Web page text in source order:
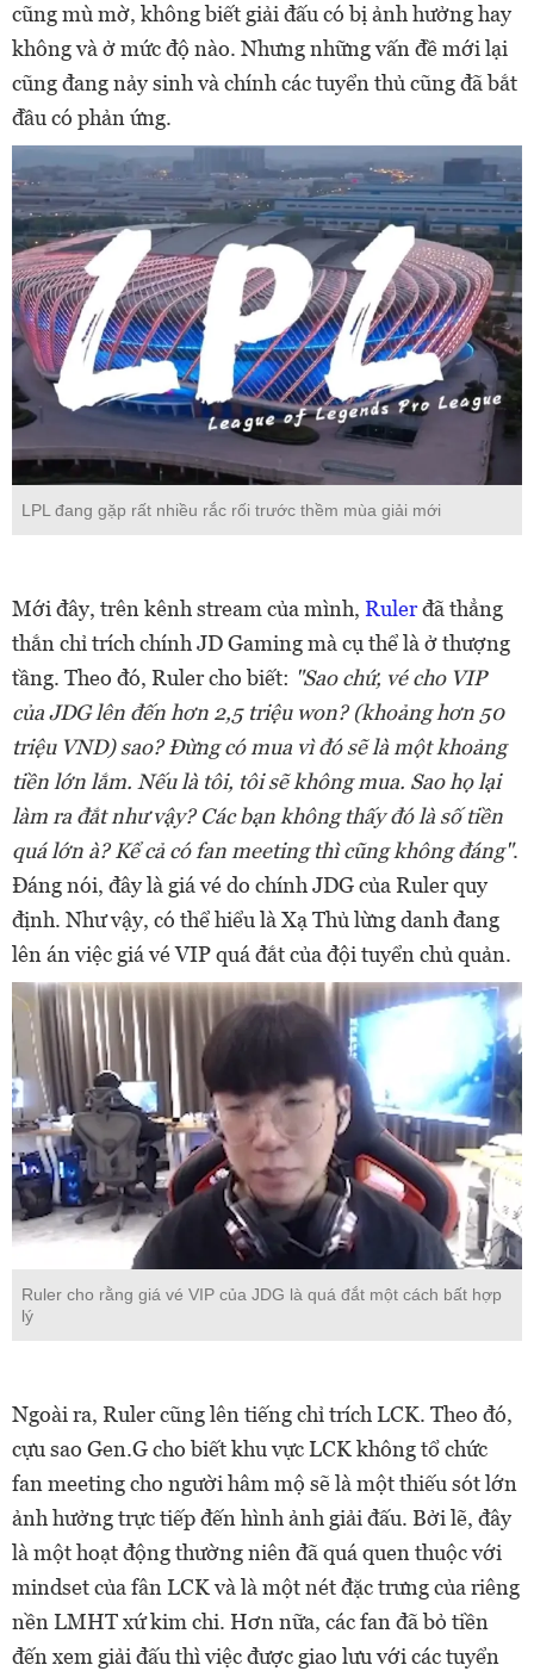
cũng mù mờ, không biết giải đấu có bị ảnh hưởng hay
không và ở mức độ nào. Nhưng những vấn đề mới lại
cũng đang nảy sinh và chính các tuyển thủ cũng đã bắt
đầu có phản ứng.
LPL đang gặp rất nhiều rắc rối trước thềm mùa giải mới
Mới đây, trên kênh stream của mình, Rulerđã thẳng
thắn chỉ trích chính JD Gaming mà cụ thể là ở thượng
tầng. Theo đó, Ruler cho biết: "Sao chứ, vé cho VIP
của JDG lên đến hơn 2,5 triệu won? (khoảng hơn 50
triệu VND) sao? Đừng có mua vì đó sẽ là một khoảng
tiền lớn lắm. Nếu là tôi, tôi sẽ không mua. Sao họ lại
làm ra đắt như vậy? Các bạn không thấy đó là số tiền
quá lớn à? Kể cả có fan meeting thì cũng không đáng".
Đáng nói, đây là giá vé do chính JDG của Ruler quy
định. Như vậy, có thể hiểu là Xạ Thủ lừng danh đang
lên án việc giá vé VIP quá đắt của đội tuyển chủ quản.
Ruler cho rằng giá vé VIP của JDG là quá đắt một cách bất hợp
lý
Ngoài ra, Ruler cũng lên tiếng chỉ trích LCK. Theo đó,
cựu sao Gen.G cho biết khu vực LCK không tổ chức
fan meeting cho người hâm mộ sẽ là một thiếu sót lớn
ảnh hưởng trực tiếp đến hình ảnh giải đấu. Bởi lẽ, đây
là một hoạt động thường niên đã quá quen thuộc với
mindset của fân LCK và là một nét đặc trưng của riêng
nền LMHT xứ kim chi. Hơn nữa, các fan đã bỏ tiền
đến xem giải đấu thì việc được giao lưu với các tuyển